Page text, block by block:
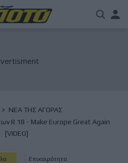
NΕΑ ΤΗΣ ΑΓΟΡΑΣ
R 18 - Make Europe Great Again
[VIDEO]
Επικαιρότητα